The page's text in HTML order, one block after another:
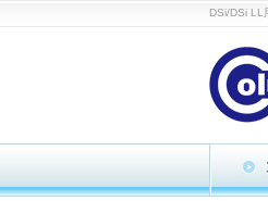
DSi/DSi LL